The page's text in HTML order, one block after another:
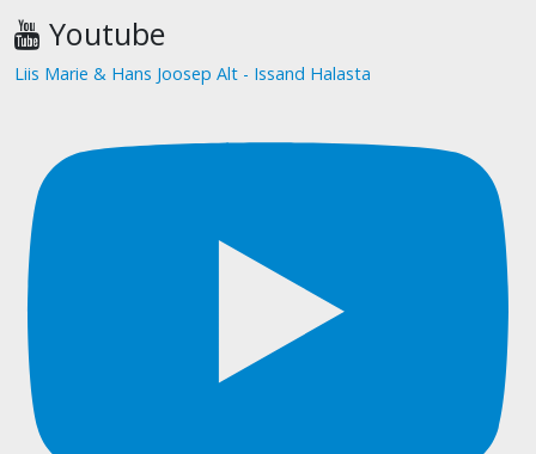
Youtube
Liis Marie & Hans Joosep Alt - Issand Halasta